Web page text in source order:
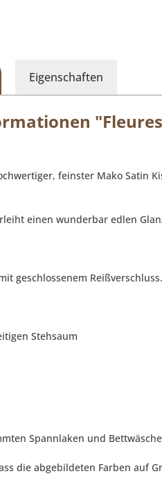
Eigenschaften
feinster Mako Satin
einen wunderbar edlen
geschlossenem
Stehsaum
Spannlaken und
die abgebildeten Farben auf